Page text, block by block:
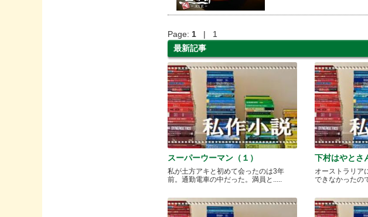
Page:1 | 1
最新記事
スーパーウーマン（１）
私が土方アキと初めて会ったのは3年
前。通勤電車の中だった。満員と.....
下村はやとさ
オーストラリア
できなかったの